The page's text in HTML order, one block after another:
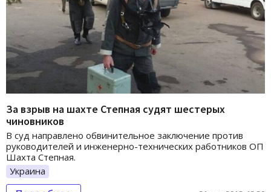
За взрыв на шахте Степная судят шестерых
чиновников
В суд направлено обвинительное заключение против
руководителей и инженерно-технических работников ОП
Шахта Степная.
Украина